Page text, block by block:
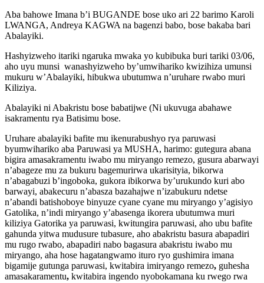
‎Aba bahowe Imana b’i BUGANDE bose uko ari 22 barimo Karoli
LWANGA, Andreya KAGWA na bagenzi babo, bose bakaba bari
Abalayiki.
‎Hashyizweho itariki ngaruka mwaka yo kubibuka buri tariki 03/06,
aho uyu munsi wanashyizweho by’umwihariko kwizihiza umunsi
mukuru w’Abalayiki, hibukwa ubutumwa n’uruhare rwabo muri
Kiliziya.
‎Abalayiki ni Abakristu bose babatijwe (Ni ukuvuga abahawe
isakramentu rya Batisimu bose.
Uruhare abalayiki bafite mu ikenurabushyo rya paruwasi
byumwihariko aba Paruwasi ya MUSHA, harimo: gutegura abana
bigira amasakramentu iwabo mu miryango remezo, gusura abarwayi
n’abageze mu za bukuru bagemurirwa ukarisityia, bikorwa
n’abagabuzi b’ingoboka, gukora ibikorwa by’urukundo kuri abo
barwayi, abakecuru n’abasza bazahajwe n’izabukuru ndetse
n’abandi batishoboye binyuze cyane cyane mu miryango y’agisiyo
Gatolika, n’indi miryango y’abasenga ikorera ubutumwa muri
kiliziya Gatorika ya paruwasi, kwitungira paruwasi, aho ubu bafite
gahunda yitwa mudusure tubasure, aho abakristu basura abapadiri
mu rugo rwabo, abapadiri nabo bagasura abakristu iwabo mu
miryango, aha hose hagatangwamo ituro ryo gushimira imana
bigamije gutunga paruwasi, kwitabira imiryango remezo, guhesha
amasakaramentu, kwitabira ingendo nyobokamana ku rwego rwa